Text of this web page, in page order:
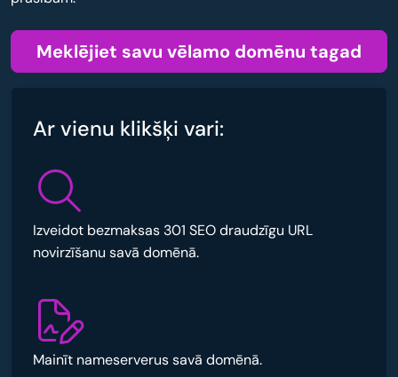
Meklējiet savu vēlamo domēnu tagad
Ar vienu klikšķi vari:
Izveidot bezmaksas 301 SEO draudzīgu URL
novirzīšanu savā domēnā.
Mainīt nameserverus savā domēnā.